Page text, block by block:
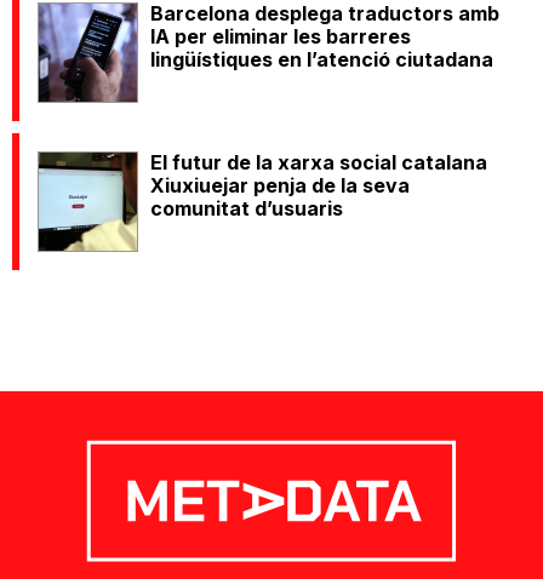
Barcelona desplega traductors amb
IA per eliminar les barreres
lingüístiques en l’atenció ciutadana
El futur de la xarxa social catalana
Xiuxiuejar penja de la seva
comunitat d’usuaris